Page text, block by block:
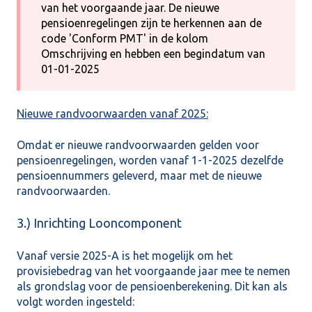
van het voorgaande jaar. De nieuwe
pensioenregelingen zijn te herkennen aan de
code 'Conform PMT' in de kolom
Omschrijving en hebben een begindatum van
01-01-2025
Nieuwe randvoorwaarden vanaf 2025:
Omdat er nieuwe randvoorwaarden gelden voor
pensioenregelingen, worden vanaf 1-1-2025 dezelfde
pensioennummers geleverd, maar met de nieuwe
randvoorwaarden.
3.) Inrichting Looncomponent
Vanaf versie 2025-A is het mogelijk om het
provisiebedrag van het voorgaande jaar mee te nemen
als grondslag voor de pensioenberekening. Dit kan als
volgt worden ingesteld: